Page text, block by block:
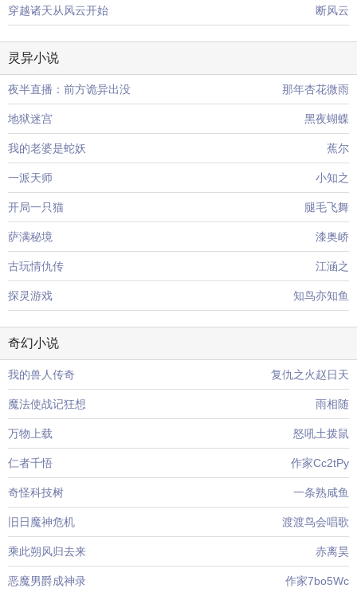
穿越诸天从风云开始 断风云
灵异小说
夜半直播：前方诡异出没 那年杏花微雨
地狱迷宫 黑夜蝴蝶
我的老婆是蛇妖 蕉尔
一派天师 小知之
开局一只猫 腿毛飞舞
萨满秘境 漆奥峤
古玩情仇传 江涵之
探灵游戏 知鸟亦知鱼
奇幻小说
我的兽人传奇 复仇之火赵日天
魔法使战记狂想 雨相随
万物上载 怒吼土拨鼠
仁者千悟 作家Cc2tPy
奇怪科技树 一条熟咸鱼
旧日魔神危机 渡渡鸟会唱歌
乘此朔风归去来 赤离昊
恶魔男爵成神录 作家7bo5Wc